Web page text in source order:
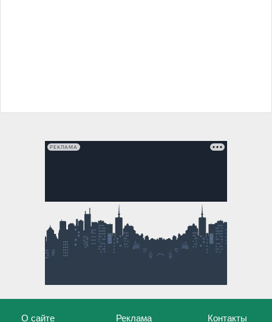
РЕКЛАМА
О сайте Реклама Контакты